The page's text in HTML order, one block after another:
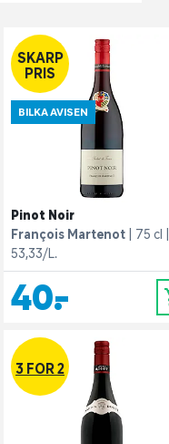
SKARP
PRIS
BILKA AVISEN
Pinot Noir
François Martenot
75 cl
53,33/L.
40,-
3 FOR 2